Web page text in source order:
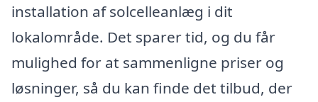
installation af solcelleanlæg i dit
lokalområde. Det sparer tid, og du får
mulighed for at sammenligne priser og
løsninger, så du kan finde det tilbud, der